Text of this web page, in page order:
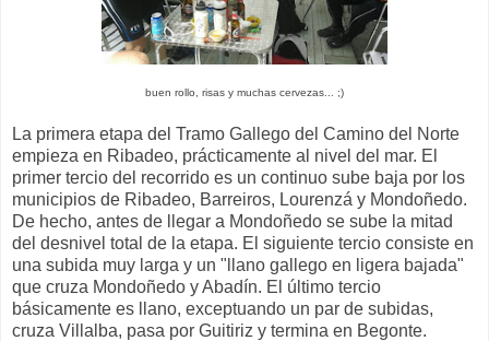
buen rollo, risas y muchas cervezas... ;)
La primera etapa del Tramo Gallego del Camino del Norte
empieza en Ribadeo, prácticamente al nivel del mar. El
primer tercio del recorrido es un continuo sube baja por los
municipios de Ribadeo, Barreiros, Lourenzá y Mondoñedo.
De hecho, antes de llegar a Mondoñedo se sube la mitad
del desnivel total de la etapa. El siguiente tercio consiste en
una subida muy larga y un "llano gallego en ligera bajada"
que cruza Mondoñedo y Abadín. El último tercio
básicamente es llano, exceptuando un par de subidas,
cruza Villalba, pasa por Guitiriz y termina en Begonte.